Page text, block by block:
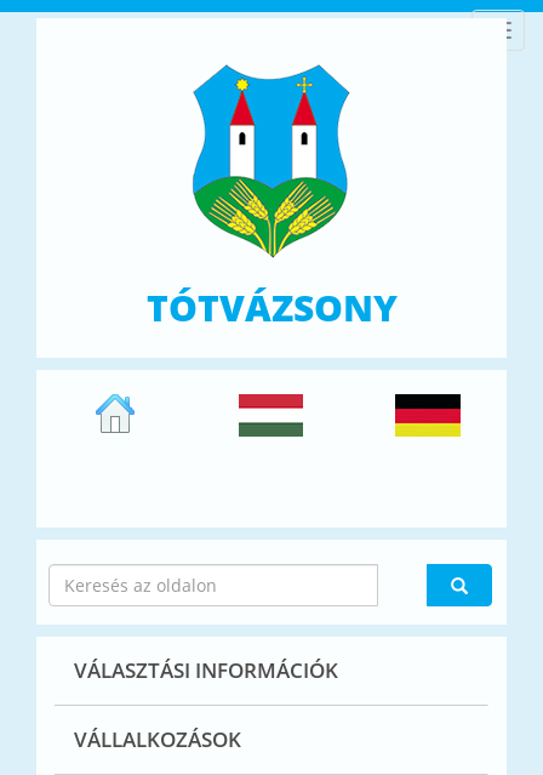
TÓTVÁZSONY
VÁLASZTÁSI INFORMÁCIÓK
VÁLLALKOZÁSOK